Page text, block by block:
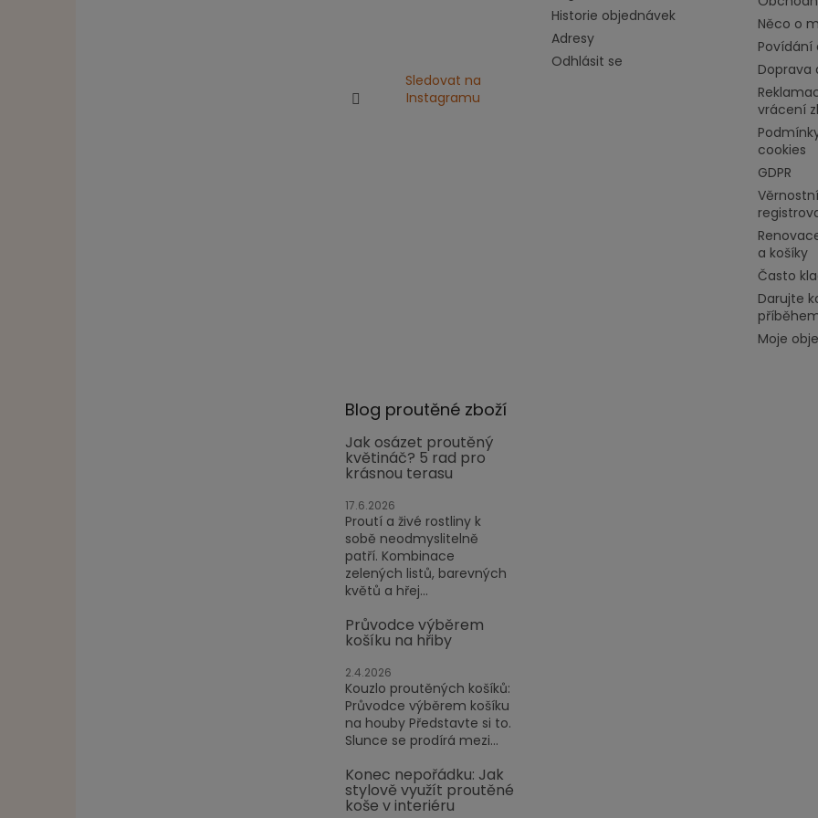
Sledovat na
Instagramu
Historie objednávek
Adresy
Odhlásit se
Něco o
Povídání
Doprava
vrácení
cookies
GDPR
a košíky
Často
Darujte
Moje
Blog proutěné zboží
Jak osázet proutěný
květináč? 5 rad pro
krásnou terasu
17.6.2026
Proutí a živé rostliny k
sobě neodmyslitelně
patří. Kombinace
zelených listů, barevných
květů a hřej...
Průvodce výběrem
košíku na hřiby
2.4.2026
Kouzlo proutěných košíků:
Průvodce výběrem košíku
na houby Představte si to.
Slunce se prodírá mezi...
Konec nepořádku: Jak
stylově využít proutěné
koše v interiéru